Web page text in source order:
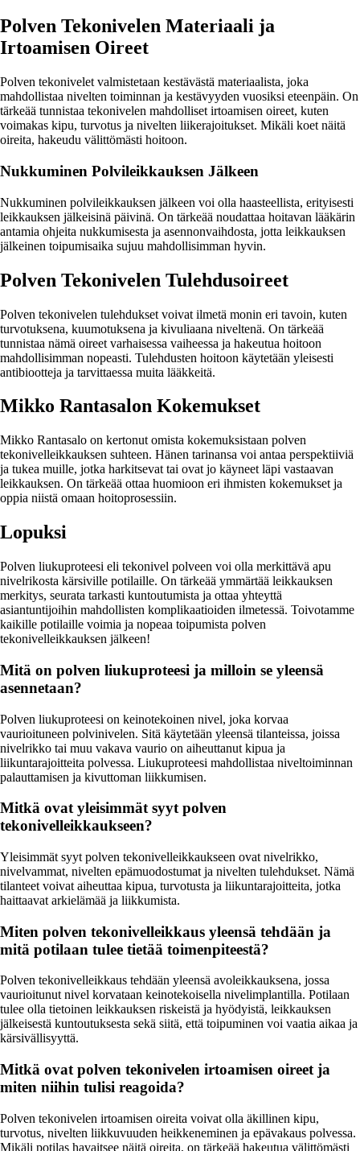
Polven Tekonivelen Materiaali ja
Irtoamisen Oireet
Polven tekonivelet valmistetaan kestävästä materiaalista, joka
mahdollistaa nivelten toiminnan ja kestävyyden vuosiksi eteenpäin. On
tärkeää tunnistaa tekonivelen mahdolliset irtoamisen oireet, kuten
voimakas kipu, turvotus ja nivelten liikerajoitukset. Mikäli koet näitä
oireita, hakeudu välittömästi hoitoon.
Nukkuminen Polvileikkauksen Jälkeen
Nukkuminen polvileikkauksen jälkeen voi olla haasteellista, erityisesti
leikkauksen jälkeisinä päivinä. On tärkeää noudattaa hoitavan lääkärin
antamia ohjeita nukkumisesta ja asennonvaihdosta, jotta leikkauksen
jälkeinen toipumisaika sujuu mahdollisimman hyvin.
Polven Tekonivelen Tulehdusoireet
Polven tekonivelen tulehdukset voivat ilmetä monin eri tavoin, kuten
turvotuksena, kuumotuksena ja kivuliaana niveltenä. On tärkeää
tunnistaa nämä oireet varhaisessa vaiheessa ja hakeutua hoitoon
mahdollisimman nopeasti. Tulehdusten hoitoon käytetään yleisesti
antibiootteja ja tarvittaessa muita lääkkeitä.
Mikko Rantasalon Kokemukset
Mikko Rantasalo on kertonut omista kokemuksistaan polven
tekonivelleikkauksen suhteen. Hänen tarinansa voi antaa perspektiiviä
ja tukea muille, jotka harkitsevat tai ovat jo käyneet läpi vastaavan
leikkauksen. On tärkeää ottaa huomioon eri ihmisten kokemukset ja
oppia niistä omaan hoitoprosessiin.
Lopuksi
Polven liukuproteesi eli tekonivel polveen voi olla merkittävä apu
nivelrikosta kärsiville potilaille. On tärkeää ymmärtää leikkauksen
merkitys, seurata tarkasti kuntoutumista ja ottaa yhteyttä
asiantuntijoihin mahdollisten komplikaatioiden ilmetessä. Toivotamme
kaikille potilaille voimia ja nopeaa toipumista polven
tekonivelleikkauksen jälkeen!
Mitä on polven liukuproteesi ja milloin se yleensä
asennetaan?
Polven liukuproteesi on keinotekoinen nivel, joka korvaa
vaurioituneen polvinivelen. Sitä käytetään yleensä tilanteissa, joissa
nivelrikko tai muu vakava vaurio on aiheuttanut kipua ja
liikuntarajoitteita polvessa. Liukuproteesi mahdollistaa niveltoiminnan
palauttamisen ja kivuttoman liikkumisen.
Mitkä ovat yleisimmät syyt polven
tekonivelleikkaukseen?
Yleisimmät syyt polven tekonivelleikkaukseen ovat nivelrikko,
nivelvammat, nivelten epämuodostumat ja nivelten tulehdukset. Nämä
tilanteet voivat aiheuttaa kipua, turvotusta ja liikuntarajoitteita, jotka
haittaavat arkielämää ja liikkumista.
Miten polven tekonivelleikkaus yleensä tehdään ja
mitä potilaan tulee tietää toimenpiteestä?
Polven tekonivelleikkaus tehdään yleensä avoleikkauksena, jossa
vaurioitunut nivel korvataan keinotekoisella nivelimplantilla. Potilaan
tulee olla tietoinen leikkauksen riskeistä ja hyödyistä, leikkauksen
jälkeisestä kuntoutuksesta sekä siitä, että toipuminen voi vaatia aikaa ja
kärsivällisyyttä.
Mitkä ovat polven tekonivelen irtoamisen oireet ja
miten niihin tulisi reagoida?
Polven tekonivelen irtoamisen oireita voivat olla äkillinen kipu,
turvotus, nivelten liikkuvuuden heikkeneminen ja epävakaus polvessa.
Mikäli potilas havaitsee näitä oireita, on tärkeää hakeutua välittömästi